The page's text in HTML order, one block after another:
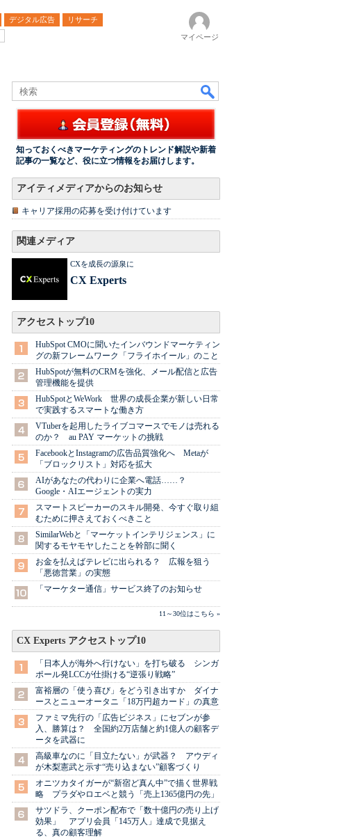
デジタル広告
リサーチ
マイページ
知っておくべきマーケティングのトレンド解説や新着
記事の一覧など、役に立つ情報をお届けします。
アイティメディアからのお知らせ
キャリア採用の応募を受け付けています
関連メディア
CXを成長の源泉に
CX Experts
アクセストップ10
HubSpot CMOに聞いたインバウンドマーケティン
グの新フレームワーク「フライホイール」のこと
HubSpotが無料のCRMを強化、メール配信と広告
管理機能を提供
HubSpotとWeWork 世界の成長企業が新しい日常
で実践するスマートな働き方
VTuberを起用したライブコマースでモノは売れる
のか？ au PAY マーケットの挑戦
FacebookとInstagramの広告品質強化へ Metaが
「ブロックリスト」対応を拡大
AIがあなたの代わりに企業へ電話……？
Google・AIエージェントの実力
スマートスピーカーのスキル開発、今すぐ取り組
むために押さえておくべきこと
SimilarWebと「マーケットインテリジェンス」に
関するモヤモヤしたことを幹部に聞く
お金を払えばテレビに出られる？ 広報を狙う
「悪徳営業」の実態
「マーケター通信」サービス終了のお知らせ
11～30位はこちら »
CX Experts アクセストップ10
「日本人が海外へ行けない」を打ち破る シンガ
ポール発LCCが仕掛ける“逆張り戦略”
富裕層の「使う喜び」をどう引き出すか ダイナ
ースとニューオータニ「18万円超カード」の真意
ファミマ先行の「広告ビジネス」にセブンが参
入、勝算は？ 全国約2万店舗と約1億人の顧客デ
ータを武器に
高級車なのに「目立たない」が武器？ アウディ
が木梨憲武と示す“売り込まない”顧客づくり
オニツカタイガーが“新宿ど真ん中”で描く世界戦
略 プラダやロエベと競う「売上1365億円の先」
サツドラ、クーポン配布で「数十億円の売り上げ
効果」 アプリ会員「145万人」達成で見据え
る、真の顧客理解